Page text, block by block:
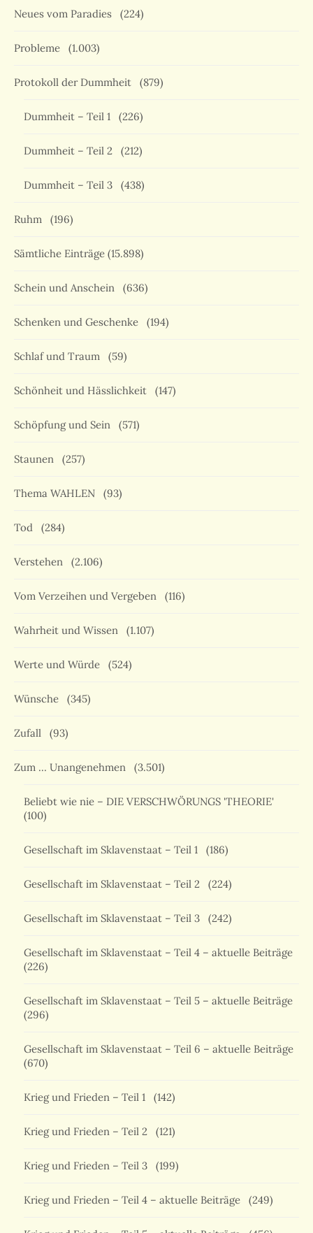
Neues vom Paradies (224)
Probleme (1.003)
Protokoll der Dummheit (879)
Dummheit – Teil 1 (226)
Dummheit – Teil 2 (212)
Dummheit – Teil 3 (438)
Ruhm (196)
Sämtliche Einträge (15.898)
Schein und Anschein (636)
Schenken und Geschenke (194)
Schlaf und Traum (59)
Schönheit und Hässlichkeit (147)
Schöpfung und Sein (571)
Staunen (257)
Thema WAHLEN (93)
Tod (284)
Verstehen (2.106)
Vom Verzeihen und Vergeben (116)
Wahrheit und Wissen (1.107)
Werte und Würde (524)
Wünsche (345)
Zufall (93)
Zum … Unangenehmen (3.501)
Beliebt wie nie – DIE VERSCHWÖRUNGS 'THEORIE'
(100)
Gesellschaft im Sklavenstaat – Teil 1 (186)
Gesellschaft im Sklavenstaat – Teil 2 (224)
Gesellschaft im Sklavenstaat – Teil 3 (242)
Gesellschaft im Sklavenstaat – Teil 4 – aktuelle Beiträge
(226)
Gesellschaft im Sklavenstaat – Teil 5 – aktuelle Beiträge
(296)
Gesellschaft im Sklavenstaat – Teil 6 – aktuelle Beiträge
(670)
Krieg und Frieden – Teil 1 (142)
Krieg und Frieden – Teil 2 (121)
Krieg und Frieden – Teil 3 (199)
Krieg und Frieden – Teil 4 – aktuelle Beiträge (249)